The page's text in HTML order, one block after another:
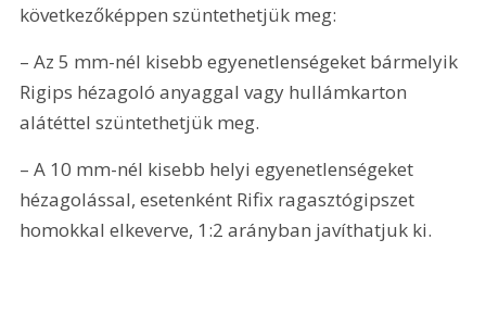
következőképpen szüntethetjük meg:
– Az 5 mm-nél kisebb egyenetlenségeket bármelyik
Rigips hézagoló anyaggal vagy hullámkarton
alátéttel szüntethetjük meg.
– A 10 mm-nél kisebb helyi egyenetlenségeket
hézagolással, esetenként Rifix ragasztógipszet
homokkal elkeverve, 1:2 arányban javíthatjuk ki.